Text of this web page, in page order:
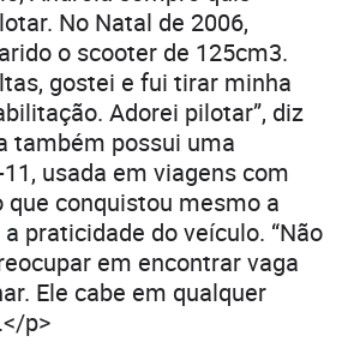
No Natal de 2006,
o scooter de 125cm3.
gostei e fui tirar minha
Adorei pilotar”, diz
também possui uma
usada em viagens com
que conquistou mesmo a
praticidade do veículo. “Não
em encontrar vaga
Ele cabe em qualquer
p>